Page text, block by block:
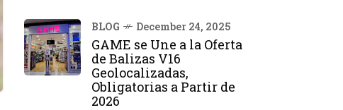
BLOG December 24, 2025
GAME se Une a la Oferta
de Balizas V16
Geolocalizadas,
Obligatorias a Partir de
2026